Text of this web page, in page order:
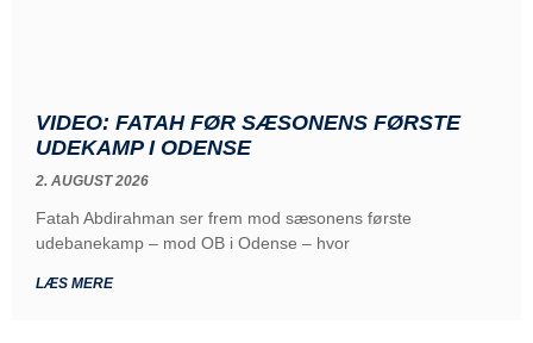
VIDEO: FATAH FØR SÆSONENS FØRSTE
UDEKAMP I ODENSE
2. AUGUST 2026
Fatah Abdirahman ser frem mod sæsonens første
udebanekamp – mod OB i Odense – hvor
LÆS MERE